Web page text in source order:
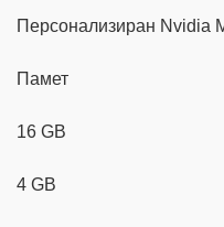
Персонализиран Nvidia
Памет
16 GB
4 GB